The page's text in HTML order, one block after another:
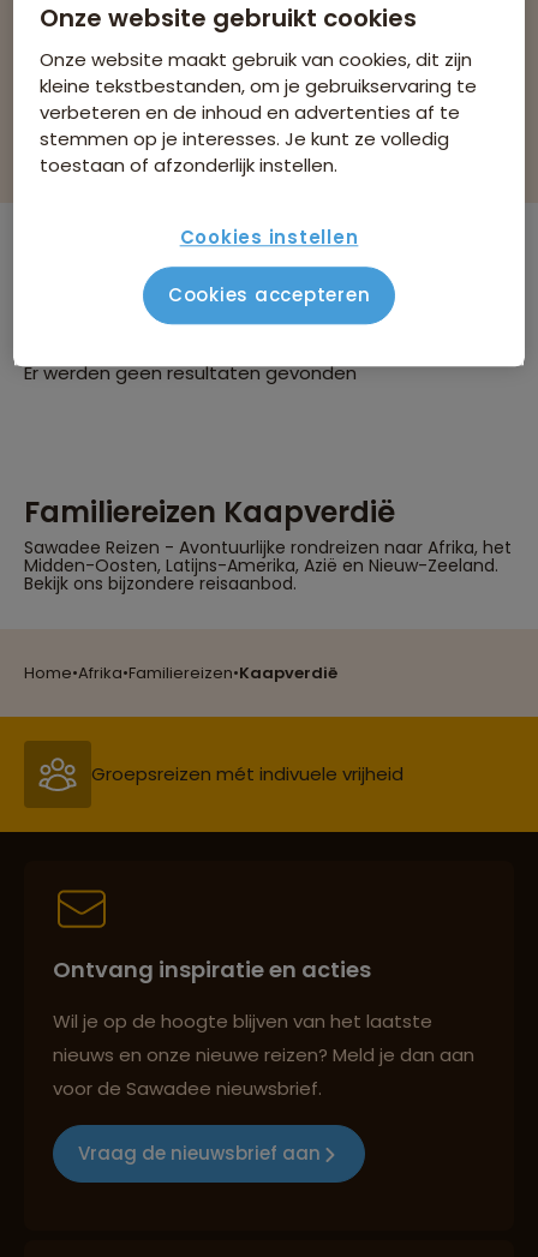
Home•Afrika•Familiereizen•Kaapverdië
Filteren & sorteren
reizen die voldoen aan jouw
Kaapverdië Verwijder alle filters
Er werden geen resultaten gevonden
Familiereizen Kaapverdië
Sawadee Reizen - Avontuurlijke rondreizen naar Afrika, het
Midden-Oosten, Latijns-Amerika, Azië en Nieuw-Zeeland.
Bekijk ons bijzondere reisaanbod.
Groepsreizen mét indivuele vrijheid
Persoonlijk en deskundig reisadvies
Reizen met oog voor mens, cultuur en milieu
Ontvang inspiratie en acties
Wil je op de hoogte blijven van het laatste
nieuws en onze nieuwe reizen? Meld je dan aan
voor de Sawadee nieuwsbrief.
Vraag de nieuwsbrief aan
Onze website gebruikt cookies
Onze website maakt gebruik van cookies, dit zijn
kleine tekstbestanden, om je gebruikservaring te
verbeteren en de inhoud en advertenties af te
stemmen op je interesses. Je kunt ze volledig
toestaan of afzonderlijk instellen.
Cookies instellen
Cookies accepteren